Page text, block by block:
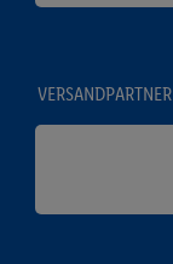
VERSANDPARTNER